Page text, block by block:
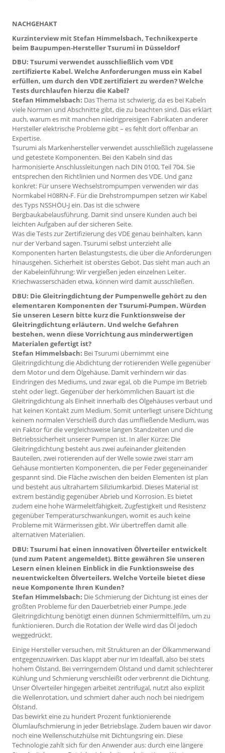
NACHGEHAKT
Kurzinterview mit Stefan Himmelsbach, Technikexperte
beim Baupumpen-Hersteller Tsurumi in Düsseldorf
DBU: Tsurumi verwendet ausschließlich vom VDE
zertifizierte Kabel. Welche Anforderungen muss ein Kabel
erfüllen, um durch den VDE zertifiziert zu werden? Welche
Tests durchlaufen hierzu die Kabel?
Stefan Himmelsbach: Das Thema ist schwierig, da es bei Kabeln
viele Normen und Abschnitte gibt, die zu beachten sind. Das erklärt
auch, warum es mit manchen niedrigpreisigen Fabrikaten anderer
Hersteller elektrische Probleme gibt – es fehlt dort offenbar an
Expertise.
Tsurumi als Markenhersteller verwendet ausschließlich zugelassene
und getestete Komponenten. Bei den Kabeln sind das
harmonisierte Anschlussleitungen nach DIN 0100, Teil 704. Sie
entsprechen den Richtlinien und Normen des VDE. Und ganz
konkret: Für unsere Wechselstrompumpen verwenden wir das
Normkabel H08RN-F. Für die Drehstrompumpen setzen wir Kabel
des Typs NSSHÖU-J ein. Das ist die schwere
Bergbaukabelausführung. Damit sind unsere Kunden auch bei
leichten Aufgaben auf der sicheren Seite.
Was die Tests zur Zertifizierung des VDE genau beinhalten, kann
nur der Verband sagen. Tsurumi selbst unterzieht alle
Komponenten harten Belastungstests, die über die Anforderungen
hinausgehen. Sicherheit ist oberstes Gebot. Das sieht man auch an
der Kabeleinführung: Wir vergießen jeden einzelnen Leiter.
Kriechwasserschäden etwa, können wird damit ausschließen.
DBU: Die Gleitringdichtung der Pumpenwelle gehört zu den
elementaren Komponenten der Tsurumi-Pumpen. Würden
Sie unseren Lesern bitte kurz die Funktionsweise der
Gleitringdichtung erläutern. Und welche Gefahren
bestehen, wenn diese Vorrichtung aus minderwertigen
Materialen gefertigt ist?
Stefan Himmelsbach: Bei Tsurumi übernimmt eine
Gleitringdichtung die Abdichtung der rotierenden Welle gegenüber
dem Motor und dem Ölgehäuse. Damit verhindern wir das
Eindringen des Mediums, und zwar egal, ob die Pumpe im Betrieb
steht oder liegt. Gegenüber der herkömmlichen Bauart ist die
Gleitringdichtung als Einheit innerhalb des Ölgehäuses verbaut und
hat keinen Kontakt zum Medium. Somit unterliegt unsere Dichtung
keinem normalen Verschleiß durch das umfließende Medium, was
ein Faktor für die vergleichsweise langen Standzeiten und die
Betriebssicherheit unserer Pumpen ist. In aller Kürze: Die
Gleitringdichtung besteht aus zwei aufeinander gleitenden
Bauteilen, zwei rotierenden auf der Welle sowie zwei starr am
Gehäuse montierten Komponenten, die per Feder gegeneinander
gespannt sind. Die Fläche zwischen den beiden Elementen ist plan
und besteht aus ultrahartem Siliziumkarbid. Dieses Material ist
extrem beständig gegenüber Abrieb und Korrosion. Es bietet
zudem eine hohe Wärmeleitfähigkeit, Zugfestigkeit und Resistenz
gegenüber Temperaturschwankungen, womit es auch keine
Probleme mit Wärmerissen gibt. Wir übertreffen damit alle
alternativen Materialien.
DBU: Tsurumi hat einen innovativen Ölverteiler entwickelt
(und zum Patent angemeldet). Bitte gewähren Sie unseren
Lesern einen kleinen Einblick in die Funktionsweise des
neuentwickelten Ölverteilers. Welche Vorteile bietet diese
neue Komponente Ihren Kunden?
Stefan Himmelsbach: Die Schmierung der Dichtung ist eines der
größten Probleme für den Dauerbetrieb einer Pumpe. Jede
Gleitringdichtung benötigt einen dünnen Schmiermittelfilm, um zu
funktionieren. Durch die Rotation der Welle wird das Öl jedoch
weggedrückt.
Einige Hersteller versuchen, mit Strukturen an der Ölkammerwand
entgegenzuwirken. Das klappt aber nur im Idealfall, also bei stets
hohem Ölstand. Bei verringerndem Ölstand und damit schlechterer
Kühlung und Schmierung verschleißt oder verbrennt die Dichtung.
Unser Ölverteiler hingegen arbeitet zentrifugal, nutzt also explizit
die Wellenrotation, und schmiert daher auch noch bei niedrigem
Ölstand.
Das bewirkt eine zu hundert Prozent funktionierende
Ölumlaufschmierung in jeder Betriebslage. Zudem bauen wir davor
noch eine Wellenschutzhülse mit Dichtungsring ein. Diese
Technologie zahlt sich für den Anwender aus: durch eine längere